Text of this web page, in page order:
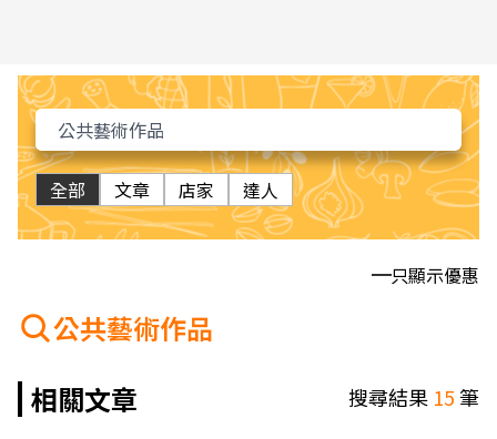
全部 文章 店家 達人
只顯示優惠
公共藝術作品
相關文章
搜尋結果 15筆